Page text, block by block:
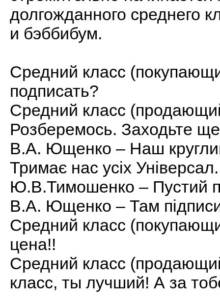
долгожданного среднего
и бэббибум.
Средний класс
подписать?
Средний класс
Розберемось. Заходьте
В.А. Ющенко – Наш
Тримає нас усіх Універсал.
Ю.В.Тимошенко – Пустий
В.А. Ющенко – Там
Средний класс
цена!!
Средний класс
класс, ты лучший! А за